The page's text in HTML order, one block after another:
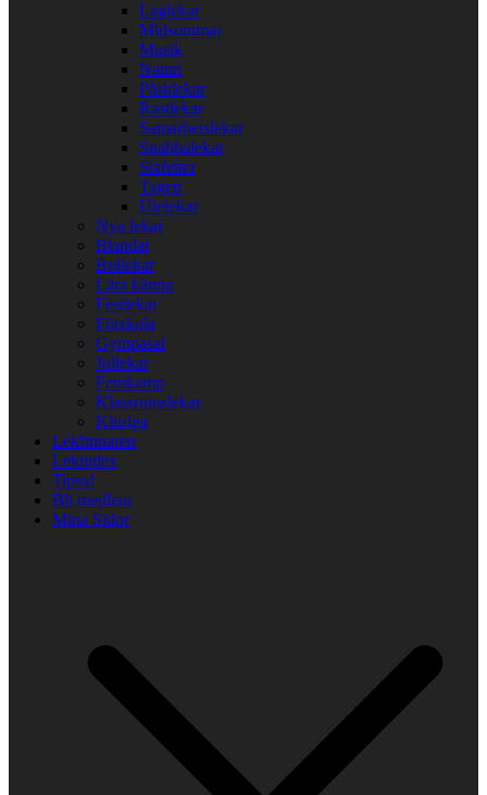
Laglekar
Midsommar
Musik
Namn
Påsklekar
Rastlekar
Samarbetslekar
Snabbalekar
Stafetter
Tagen
Utelekar
Nya lekar
Blandat
Bollekar
Lära känna
Festlekar
Förskola
Gympasal
Jullekar
Femkamp
Klassrumslekar
Kluriga
Lekfinnaren
Lekindex
Tipsa!
Bli medlem
Mina Sidor